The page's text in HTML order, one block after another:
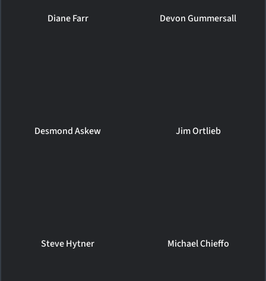
Diane Farr Devon Gummersall
Desmond Askew Jim Ortlieb
Steve Hytner Michael Chieffo